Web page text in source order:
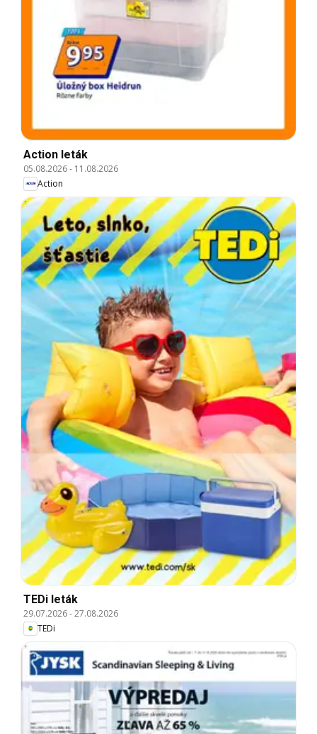
Action leták
05.08.2026- 11.08.2026
Action
TEDi leták
29.07.2026-27.08.2026
TEDi